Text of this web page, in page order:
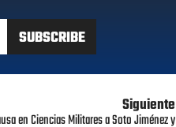
Siguiente
en Ciencias Militares a Soto Jiménez y